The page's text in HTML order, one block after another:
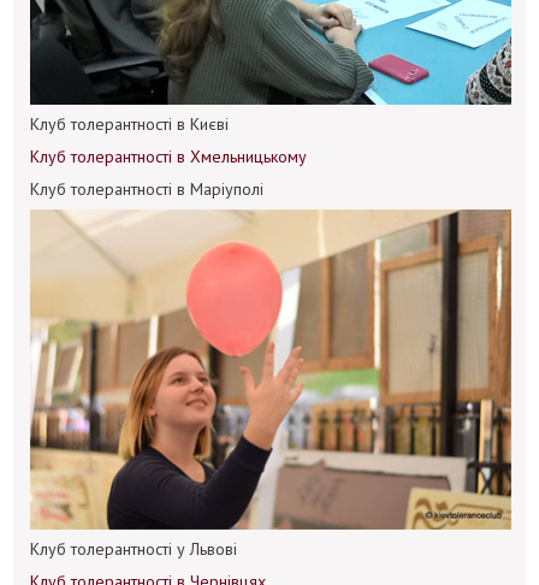
Клуб толерантності в Києві
Клуб толерантності в Хмельницькому
Клуб толерантності в Маріуполі
Клуб толерантності у Львові